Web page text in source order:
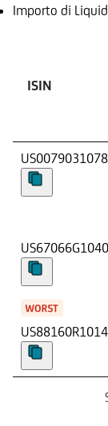
Importo di
ISIN
US0079031078
US67066G1040
US88160R1014